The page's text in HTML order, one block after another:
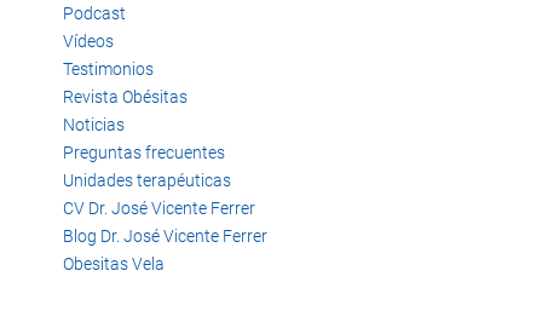
Podcast
Vídeos
Testimonios
Revista Obésitas
Noticias
Preguntas frecuentes
Unidades terapéuticas
CV Dr. José Vicente Ferrer
Blog Dr. José Vicente Ferrer
Obesitas Vela